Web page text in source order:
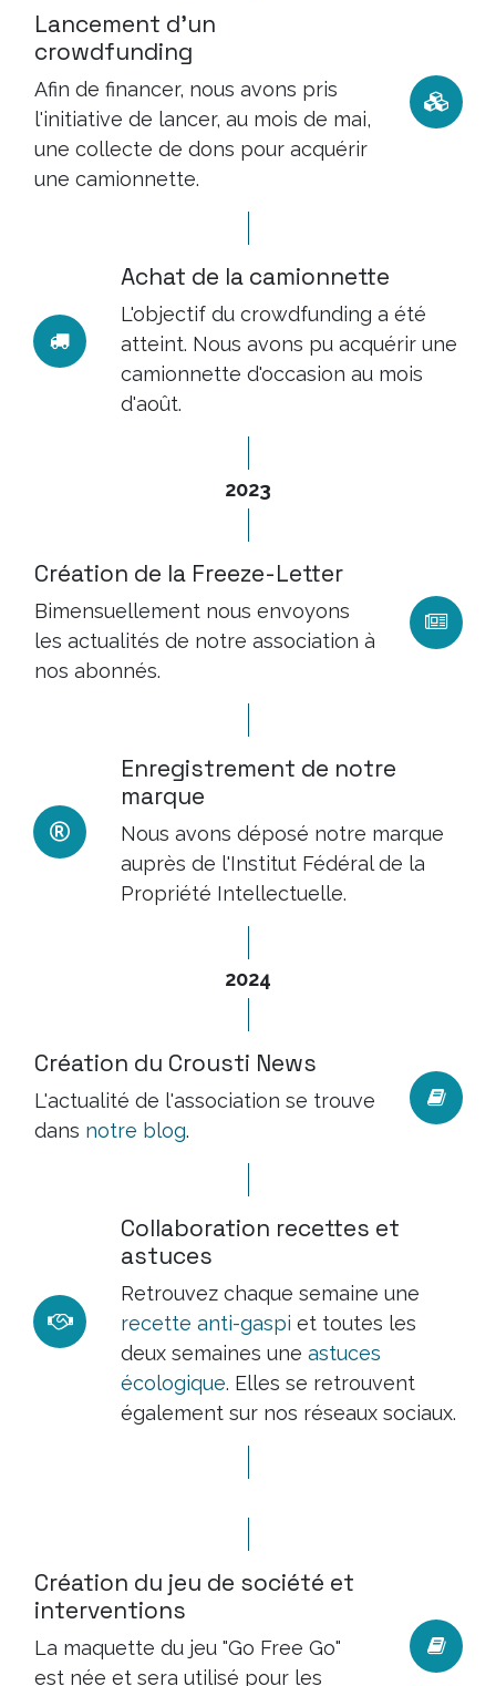
Lancement d'un
crowdfunding
Afin de financer, nous avons pris
l'initiative de lancer, au mois de mai,
une collecte de dons pour acquérir
une camionnette.
Achat de la camionnette
L'objectif du crowdfunding a été
atteint. Nous avons pu acquérir une
camionnette d'occasion au mois
d'août.
2023
Création de la Freeze-Letter
Bimensuellement nous envoyons
les actualités de notre association à
nos abonnés.
Enregistrement de notre
marque
Nous avons déposé notre marque
auprès de l'Institut Fédéral de la
Propriété Intellectuelle.
2024
Création du Crousti News
L'actualité de l'association se trouve
dans notre blog.
Collaboration recettes et
astuces
Retrouvez chaque semaine une
recette anti-gaspi et toutes les
deux semaines une astuces
écologique. Elles se retrouvent
également sur nos réseaux sociaux.
Création du jeu de société et
interventions
La maquette du jeu "Go Free Go"
est née et sera utilisé pour les